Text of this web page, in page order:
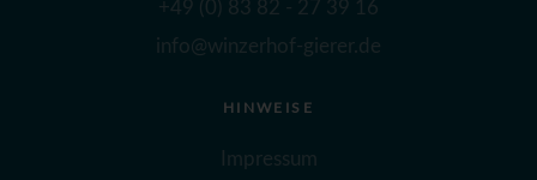
+49 (0) 83 82 - 27 39 16
info@winzerhof-gierer.de
HINWEISE
Impressum